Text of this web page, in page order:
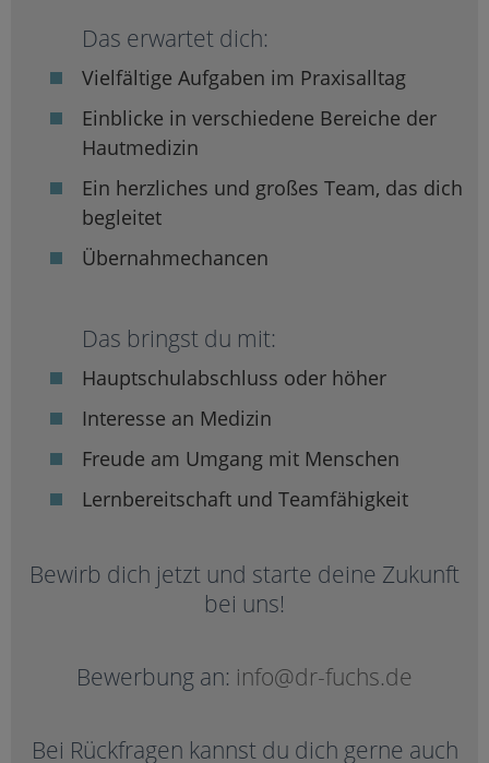
Das erwartet dich:
Vielfältige Aufgaben im Praxisalltag
Einblicke in verschiedene Bereiche der
Hautmedizin
Ein herzliches und großes Team, das dich
begleitet
Übernahmechancen
Das bringst du mit:
Hauptschulabschluss oder höher
Interesse an Medizin
Freude am Umgang mit Menschen
Lernbereitschaft und Teamfähigkeit
Bewirb dich jetzt und starte deine Zukunft
bei uns!
Bewerbung an: info@dr-fuchs.de
Bei Rückfragen kannst du dich gerne auch